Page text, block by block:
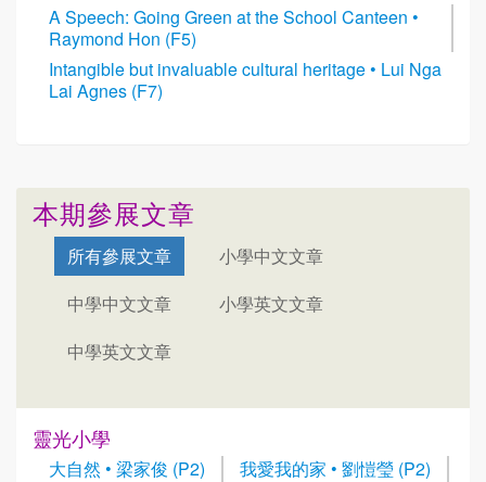
A Speech: Going Green at the School Canteen •
Raymond Hon (F5)
Intangible but invaluable cultural heritage • Lui Nga
Lai Agnes (F7)
本期參展文章
所有參展文章
小學中文文章
中學中文文章
小學英文文章
中學英文文章
靈光小學
大自然 • 梁家俊 (P2) 我愛我的家 • 劉愷瑩 (P2)